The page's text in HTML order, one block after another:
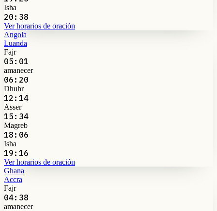
Isha
20:38
Ver horarios de oración
Angola
Luanda
Fajr
05:01
amanecer
06:20
Dhuhr
12:14
Asser
15:34
Magreb
18:06
Isha
19:16
Ver horarios de oración
Ghana
Accra
Fajr
04:38
amanecer